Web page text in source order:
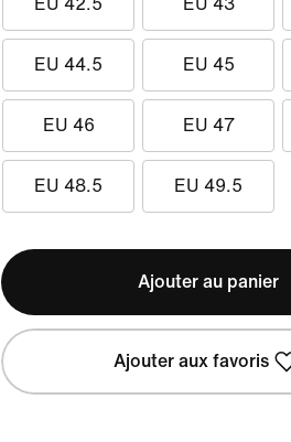
EU 42.5 EU 43
EU 44.5 EU 45
EU 46 EU 47
EU 48.5 EU 49.5
Ajouter au panier
Ajouter aux favoris